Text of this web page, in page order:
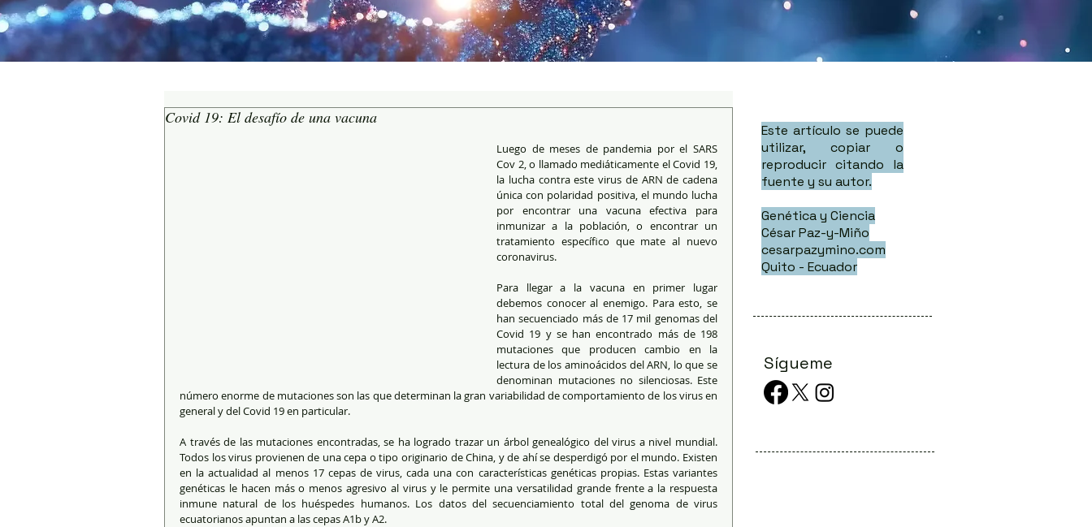
Covid 19: El desafío de una vacuna
Luego de meses de pandemia por el SARS
Cov 2, o llamado mediáticamente el Covid 19,
la lucha contra este virus de ARN de cadena
única con polaridad positiva, el mundo lucha
por encontrar una vacuna efectiva para
inmunizar a la población, o encontrar un
tratamiento específico que mate al nuevo
coronavirus.
Para llegar a la vacuna en primer lugar
debemos conocer al enemigo. Para esto, se
han secuenciado más de 17 mil genomas del
Covid 19 y se han encontrado más de 198
mutaciones que producen cambio en la
lectura de los aminoácidos del ARN, lo que se
denominan mutaciones no silenciosas. Este
número enorme de mutaciones son las que determinan la gran variabilidad de comportamiento de los virus en
general y del Covid 19 en particular.
A través de las mutaciones encontradas, se ha logrado trazar un árbol genealógico del virus a nivel mundial.
Todos los virus provienen de una cepa o tipo originario de China, y de ahí se desperdigó por el mundo. Existen
en la actualidad al menos 17 cepas de virus, cada una con características genéticas propias. Estas variantes
genéticas le hacen más o menos agresivo al virus y le permite una versatilidad grande frente a la respuesta
inmune natural de los huéspedes humanos. Los datos del secuenciamiento total del genoma de virus
ecuatorianos apuntan a las cepas A1b y A2.
Este artículo se puede
utilizar, copiar o
reproducir citando la
fuente y su autor.
Genética y Ciencia
César Paz-y-Miño
cesarpazymino.com
Quito - Ecuador
Sígueme